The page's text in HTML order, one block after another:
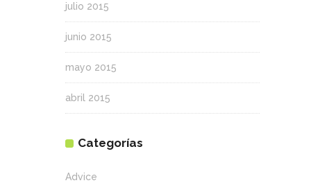
julio 2015
junio 2015
mayo 2015
abril 2015
Categorías
Advice